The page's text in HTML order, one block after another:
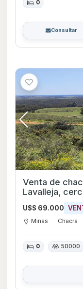
0
Consultar
Venta de
Lavalleja,
vistas
U$S 69.000
Minas Chacra
0 50000